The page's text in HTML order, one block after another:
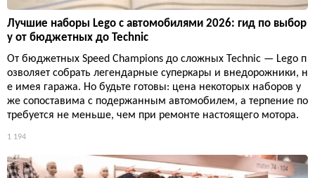
Лучшие наборы Lego с автомобилями 2026: гид по выбор
у от бюджетных до Technic
От бюджетных Speed Champions до сложных Technic — Lego п
озволяет собрать легендарные суперкары и внедорожники, н
е имея гаража. Но будьте готовы: цена некоторых наборов у
же сопоставима с подержанным автомобилем, а терпение по
требуется не меньше, чем при ремонте настоящего мотора.
1 194